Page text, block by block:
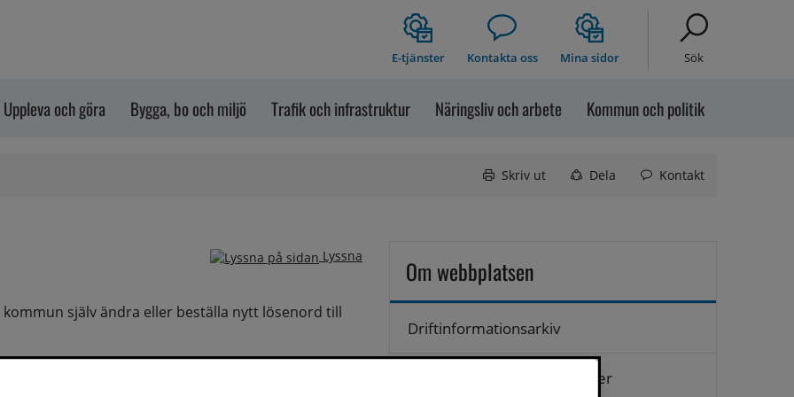
E-tjänster Kontakta oss Mina sidor Sök
Uppleva och göra Bygga, bo och miljö Trafik och infrastruktur Näringsliv och arbete Kommun och politik
Skriv ut Dela Kontakt
Lyssna
själv ändra eller beställa nytt lösenord till
som man använder för att logga in på
Om webbplatsen
Driftinformationsarkiv
Hantering av personuppgifter